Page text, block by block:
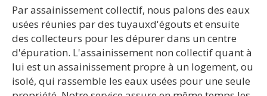
Par assainissement collectif, nous palons des eaux
usées réunies par des tuyauxd'égouts et ensuite
des collecteurs pour les dépurer dans un centre
d'épuration. L'assainissement non collectif quant à
lui est un assainissement propre à un logement, ou
isolé, qui rassemble les eaux usées pour une seule